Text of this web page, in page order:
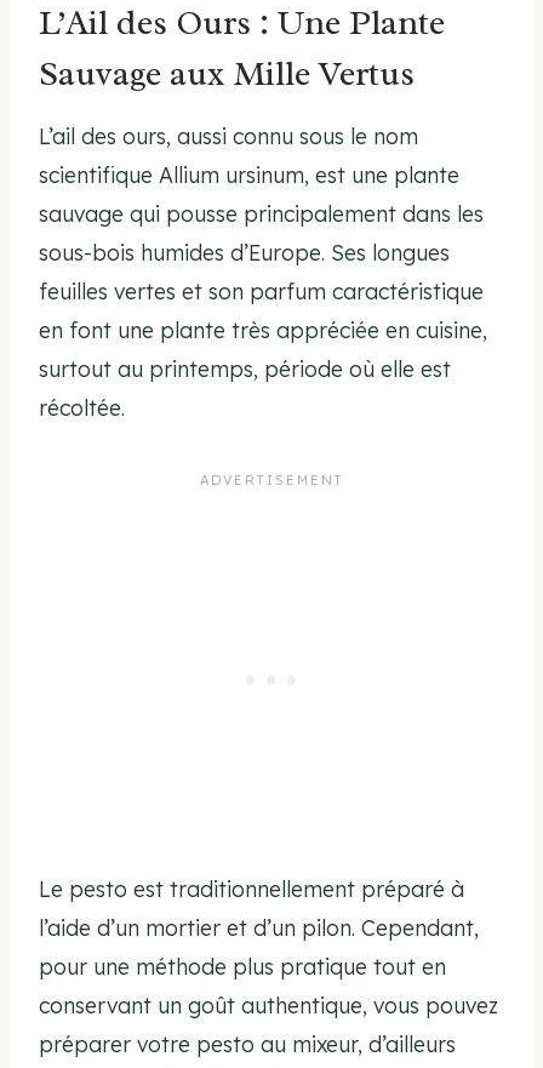
L’Ail des Ours : Une Plante
Sauvage aux Mille Vertus
L’ail des ours, aussi connu sous le nom
scientifique Allium ursinum, est une plante
sauvage qui pousse principalement dans les
sous-bois humides d’Europe. Ses longues
feuilles vertes et son parfum caractéristique
en font une plante très appréciée en cuisine,
surtout au printemps, période où elle est
récoltée.
Le pesto est traditionnellement préparé à
l’aide d’un mortier et d’un pilon. Cependant,
pour une méthode plus pratique tout en
conservant un goût authentique, vous pouvez
préparer votre pesto au mixeur, d’ailleurs